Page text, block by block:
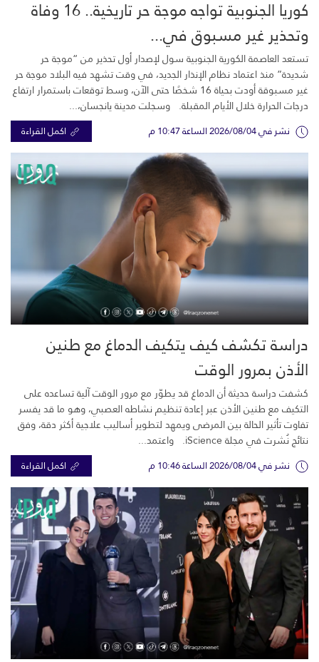
كوريا الجنوبية تواجه موجة حر تاريخية.. 16 وفاة
وتحذير غير مسبوق في...
تستعد العاصمة الكورية الجنوبية سول لإصدار أول تحذير من “موجة حر
شديدة” منذ اعتماد نظام الإنذار الجديد، في وقت تشهد فيه البلاد موجة حر
غير مسبوقة أودت بحياة 16 شخصًا حتى الآن، وسط توقعات باستمرار ارتفاع
درجات الحرارة خلال الأيام المقبلة. وسجلت مدينة يانجسان،...
نشر في 2026/08/04 الساعة 10:47 م اكمل القراءة
دراسة تكشف كيف يتكيف الدماغ مع طنين
الأذن بمرور الوقت
كشفت دراسة حديثة أن الدماغ قد يطوّر مع مرور الوقت آلية تساعده على
التكيف مع طنين الأذن عبر إعادة تنظيم نشاطه العصبي، وهو ما قد يفسر
تفاوت تأثير الحالة بين المرضى ويمهد لتطوير أساليب علاجية أكثر دقة، وفق
نتائج نُشرت في مجلة iScience. واعتمد...
نشر في 2026/08/04 الساعة 10:46 م اكمل القراءة